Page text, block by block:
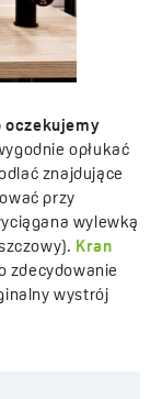
oczekujemy
opłukać
znajdujące
przy
wylewką
Kran
zdecydowanie
wystrój